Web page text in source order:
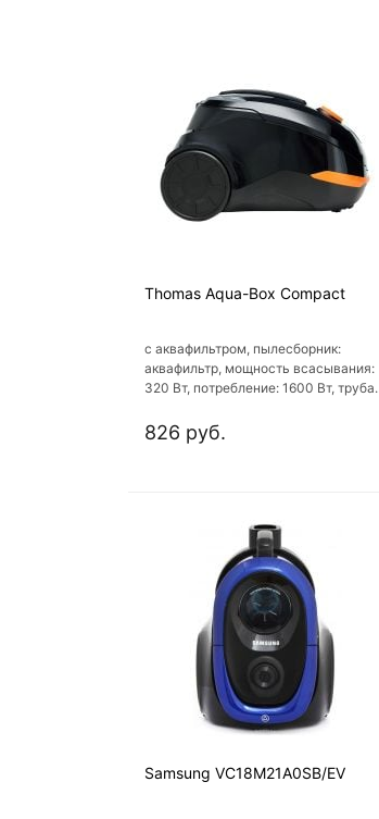
Thomas Aqua-Box Compact
с аквафильтром, пылесборник:
аквафильтр, мощность всасывания:
320 Вт, потребление: 1600 Вт, труба:
корпусе, шум 81 дБ
826 руб.
Samsung VC18M21A0SB/EV